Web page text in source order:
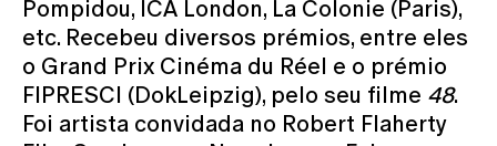
Pompidou, ICA London, La Colonie (Paris),
etc. Recebeu diversos prémios, entre eles
o Grand Prix Cinéma du Réel e o prémio
FIPRESCI (DokLeipzig), pelo seu filme 48.
Foi artista convidada no Robert Flaherty